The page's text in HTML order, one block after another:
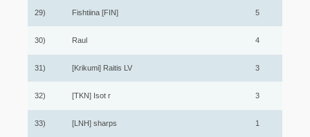
29) Fishtiina [FIN] 5
30) Raul 4
31) [Krikumi] Raitis LV 3
32) [TKN] Isot r 3
33) [LNH] sharps 1